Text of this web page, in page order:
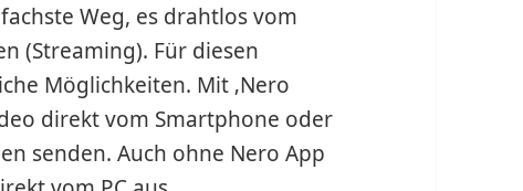
Weg, es drahtlos vom
(Streaming). Für diesen
Möglichkeiten. Mit ‚Nero
direkt vom Smartphone oder
senden. Auch ohne Nero App